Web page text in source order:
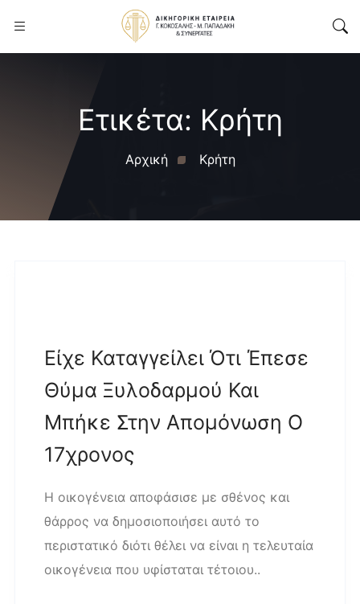
Ετικέτα: Κρήτη
Αρχική Κρήτη
Είχε Καταγγείλει Ότι Έπεσε
Θύμα Ξυλοδαρμού Και
Μπήκε Στην Απομόνωση Ο
17χρονος
Η οικογένεια αποφάσισε με σθένος και
θάρρος να δημοσιοποιήσει αυτό το
περιστατικό διότι θέλει να είναι η τελευταία
οικογένεια που υφίσταται τέτοιου..